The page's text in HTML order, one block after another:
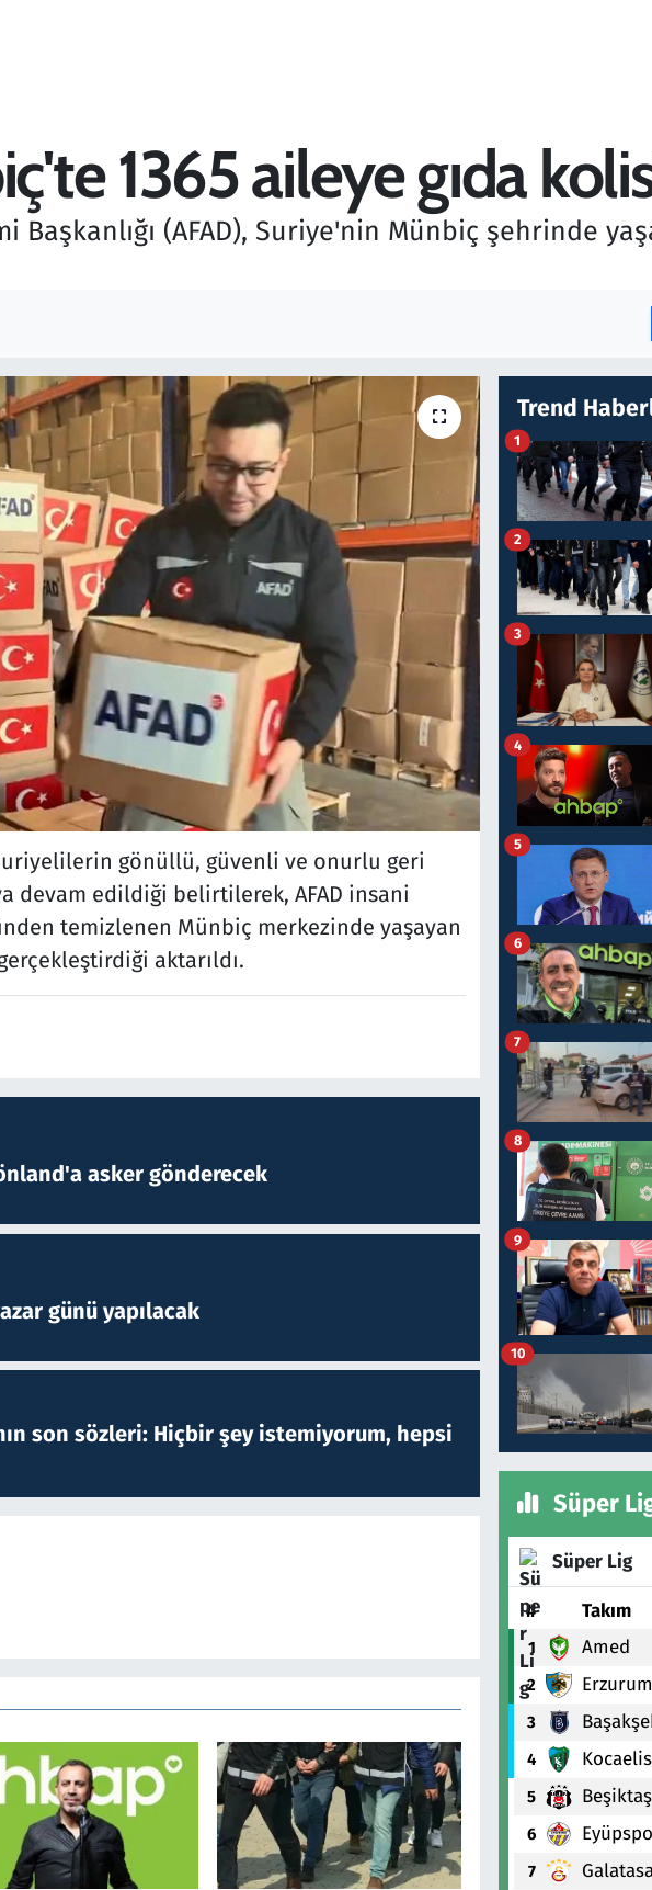
1365 aileye gıda
Başkanlığı (AFAD), Suriye'nin Münbiç şehrinde
gönüllü, güvenli ve onurlu geri
devam edildiği belirtilerek, AFAD insani
temizlenen Münbiç merkezinde yaşayan
aktarıldı.
asker gönderecek
günü yapılacak
son sözleri: Hiçbir şey istemiyorum, hepsi
Trend
1
2
3
4
5
6
7
8
9
10
Süper
Süper Lig
# Takım
1 Amed
2
3
4
5 Beşiktaş
6
7